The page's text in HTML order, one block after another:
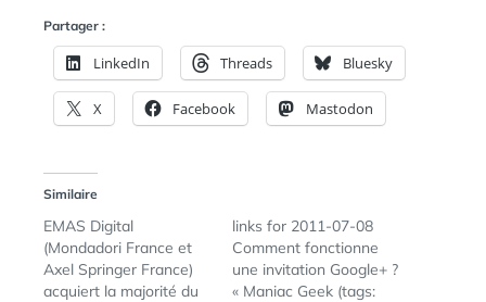
Partager :
LinkedIn Threads Bluesky
X Facebook Mastodon
Similaire
EMAS Digital
(Mondadori France et
Axel Springer France)
acquiert la majorité du
links for 2011-07-08
Comment fonctionne
une invitation Google+ ?
« Maniac Geek (tags: